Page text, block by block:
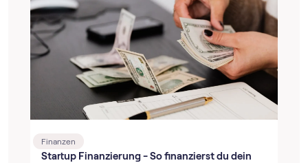
Finanzen
Startup Finanzierung - So finanzierst du dein